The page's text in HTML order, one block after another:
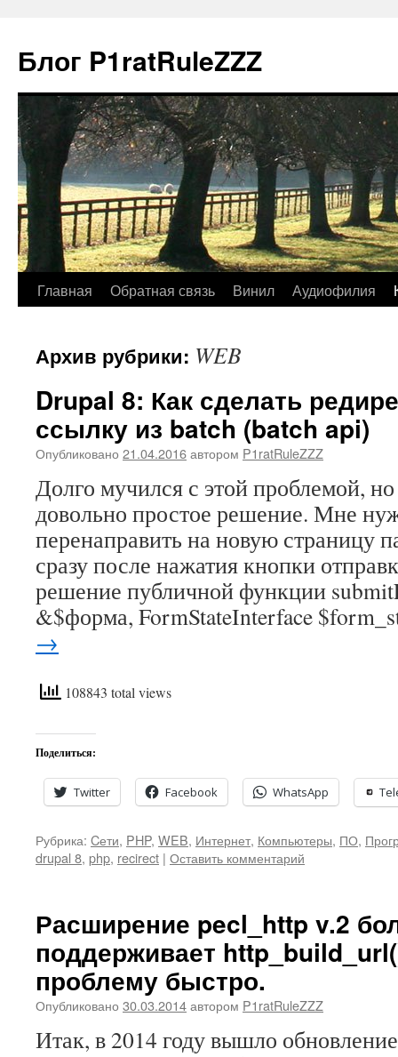
Блог P1ratRuleZZZ
Главная Обратная связь Винил Аудиофилия
Архив рубрики: WEB
Drupal 8: Как сделать
ссылку из batch (batch api)
Опубликовано 21.04.2016автором P1ratRuleZZZ
Долго мучился с этой проблемой,
довольно простое решение. Мне
перенаправить на новую страницу
сразу после нажатия кнопки
решение публичной функции
&$форма, FormStateInterface
→
108843 total views
Поделиться:
Twitter Facebook WhatsApp
Рубрика: Cети, PHP, WEB, Интернет, Компьютеры, ПО,
drupal 8, php, recirect | Оставить комментарий
Расширение pecl_http v.2
поддерживает
проблему быстро.
Опубликовано 30.03.2014автором P1ratRuleZZZ
Итак, в 2014 году вышло